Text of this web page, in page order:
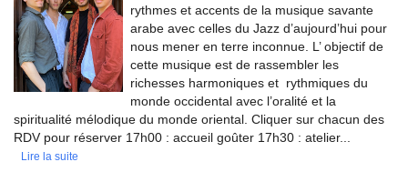
rythmes et accents de la musique savante
arabe avec celles du Jazz d’aujourd’hui pour
nous mener en terre inconnue. L’ objectif de
cette musique est de rassembler les
richesses harmoniques et rythmiques du
monde occidental avec l’oralité et la
spiritualité mélodique du monde oriental. Cliquer sur chacun des
RDV pour réserver 17h00 : accueil goûter 17h30 : atelier...
Lire la suite